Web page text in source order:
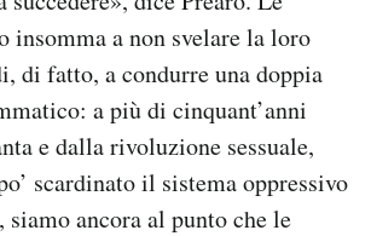
insomma a non svelare la loro
di fatto, a condurre una doppia
a più di cinquant’anni
e dalla rivoluzione sessuale,
scardinato il sistema oppressivo
siamo ancora al punto che le